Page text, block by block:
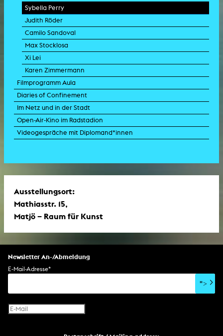
Sybella Perry
Judith Röder
Camilo Sandoval
Max Stocklosa
Xi Lei
Karen Zimmermann
Filmprogramm Aula
Diaries of Confinement
Im Netz und in der Stadt
Open-Air-Kino im Radstadion
Videogespräche mit Diplomand*innen
Ausstellungsort:
Mathiasstr. 15,
Matjö – Raum für Kunst
Newsletter An-/Abmeldung
E-Mail-Adresse*
">